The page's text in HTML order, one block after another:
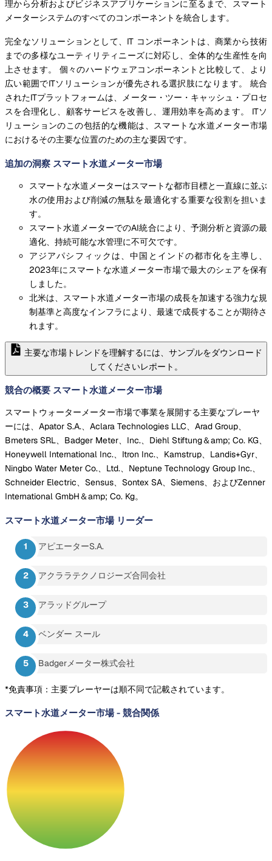
理から分析およびビジネスアプリケーションに至るまで、スマート
メーターシステムのすべてのコンポーネントを統合します。
完全なソリューションとして、IT コンポーネントは、商業から技術
までの多様なユーティリティニーズに対応し、全体的な生産性を向
上させます。 個々のハードウェアコンポーネントと比較して、より
広い範囲でITソリューションが優先される選択肢になります。 統合
されたITプラットフォームは、メーター・ツー・キャッシュ・プロセ
スを合理化し、顧客サービスを改善し、運用効率を高めます。 ITソ
リューションのこの包括的な機能は、スマートな水道メーター市場
におけるその主要な位置のための主な要因です。
追加の洞察 スマート水道メーター市場
スマートな水道メーターはスマートな都市目標と一直線に並ぶ
水の使用および削減の無駄を最適化する重要な役割を担いま
す。
スマート水道メーターでのAI統合により、予測分析と資源の最
適化、持続可能な水管理に不可欠です。
アジアパシフィックは、中国とインドの都市化を主導し、
2023年にスマートな水道メーター市場で最大のシェアを保有
しました。
北米は、スマート水道メーター市場の成長を加速する強力な規
制基準と高度なインフラにより、最速で成長することが期待さ
れます。
主要な市場トレンドを理解するには、サンプルをダウンロード
してくださいレポート。
競合の概要 スマート水道メーター市場
スマートウォーターメーター市場で事業を展開する主要なプレーヤ
ーには、Apator S.A.、Aclara Technologies LLC、Arad Group、
Bmeters SRL、Badger Meter、Inc.、Diehl Stiftung＆amp; Co. KG、
Honeywell International Inc.、Itron Inc.、Kamstrup、Landis+Gyr、
Ningbo Water Meter Co.、Ltd.、Neptune Technology Group Inc.、
Schneider Electric、Sensus、Sontex SA、Siemens、およびZenner
International GmbH＆amp; Co. Kg。
スマート水道メーター市場 リーダー
アピエーターS.A.
アクララテクノロジーズ合同会社
アラッドグループ
ベンダー スール
Badgerメーター株式会社
*免責事項：主要プレーヤーは順不同で記載されています。
スマート水道メーター市場- 競合関係